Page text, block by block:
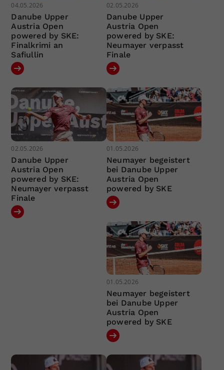
04.05.2026
Danube Upper
Austria Open
powered by SKE:
Finalkrimi an
Safiullin
02.05.2026
Danube Upper
Austria Open
powered by SKE:
Neumayer verpasst
Finale
02.05.2026
Danube Upper
Austria Open
powered by SKE:
Neumayer verpasst
Finale
01.05.2026
Neumayer begeistert
bei Danube Upper
Austria Open
powered by SKE
01.05.2026
Neumayer begeistert
bei Danube Upper
Austria Open
powered by SKE